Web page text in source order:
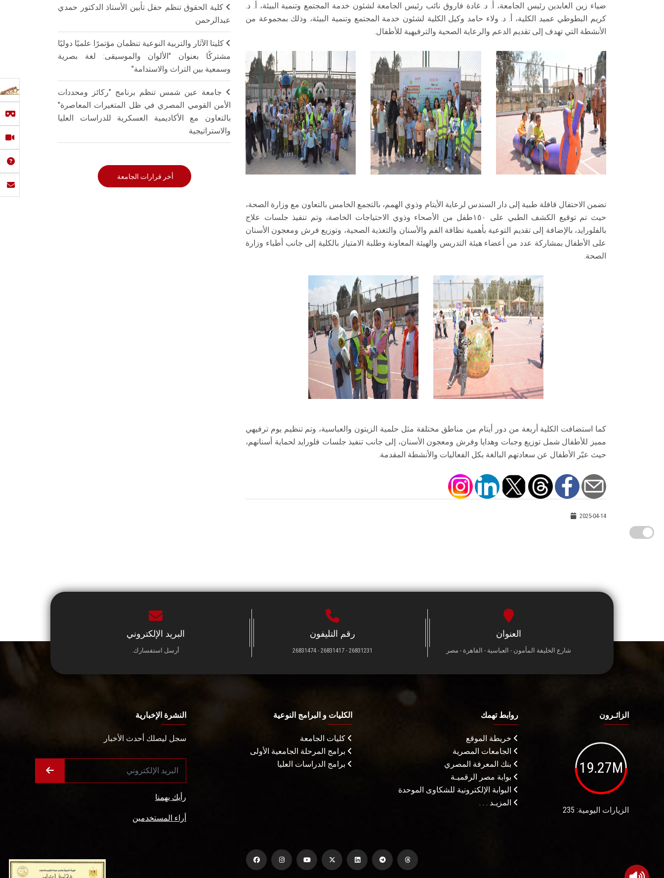
ضياء زين العابدين رئيس الجامعة، أ. د. غادة فاروق نائب رئيس الجامعة لشئون خدمة المجتمع وتنمية البيئة، أ. د.
كريم البطوطي عميد الكلية، أ. د. ولاء حامد وكيل الكلية لشئون خدمة المجتمع وتنمية البيئة، وذلك بمجموعة من
الأنشطة التي تهدف إلى تقديم الدعم والرعاية الصحية والترفيهية للأطفال.
تضمن الاحتفال قافلة طبية إلى دار السندس لرعاية الأيتام وذوي الهمم، بالتجمع الخامس بالتعاون مع وزارة الصحة،
حيث تم توقيع الكشف الطبي على ١٥٠طفل من الأصحاء وذوي الاحتياجات الخاصة، وتم تنفيذ جلسات علاج
بالفلورايد، بالإضافة إلى تقديم التوعية بأهمية نظافة الفم والأسنان والتغذية الصحية، وتوزيع فرش ومعجون الأسنان
على الأطفال بمشاركة عدد من أعضاء هيئة التدريس والهيئة المعاونة وطلبة الامتياز بالكلية إلى جانب أطباء وزارة
الصحة.
كما استضافت الكلية أربعة من دور أيتام من مناطق مختلفة مثل حلمية الزيتون والعباسية، وتم تنظيم يوم ترفيهي
مميز للأطفال شمل توزيع وجبات وهدايا وفرش ومعجون الأسنان، إلى جانب تنفيذ جلسات فلورايد لحماية أسنانهم،
حيث عبّر الأطفال عن سعادتهم البالغة بكل الفعاليات والأنشطة المقدمة.
2025-04-14
كلية الحقوق تنظم حفل تأبين الأستاذ الدكتور حمدي
عبدالرحمن
كليتا الآثار والتربية النوعية تنظمان مؤتمرًا علميًا دوليًا
مشتركًا بعنوان "الألوان والموسيقى: لغة بصرية
وسمعية بين التراث والاستدامة"
جامعة عين شمس تنظم برنامج "ركائز ومحددات
الأمن القومي المصري في ظل المتغيرات المعاصرة"
بالتعاون مع الأكاديمية العسكرية للدراسات العليا
والاستراتيجية
أخر قرارات الجامعة
العنوان
شارع الخليفة المأمون - العباسية - القاهرة - مصر
رقم التليفون
26831231 - 26831417 - 26831474
البريد الإلكتروني
أرسل استفسارك.
الزائـرون
19.27M
الزيارات اليومية: 235
روابط تهمك
خريطة الموقع
الجامعات المصرية
بنك المعرفة المصري
بوابة مصر الرقميـة
البوابة الإلكترونية للشكاوى الموحدة
المزيـد . . .
الكليات و البرامج النوعية
كليات الجامعة
برامج المرحلة الجامعية الأولى
برامج الدراسات العليا
النشرة الإخبارية
سجل ليصلك أحدث الأخبار
رأيك يهمنا
أراء المستخدمين